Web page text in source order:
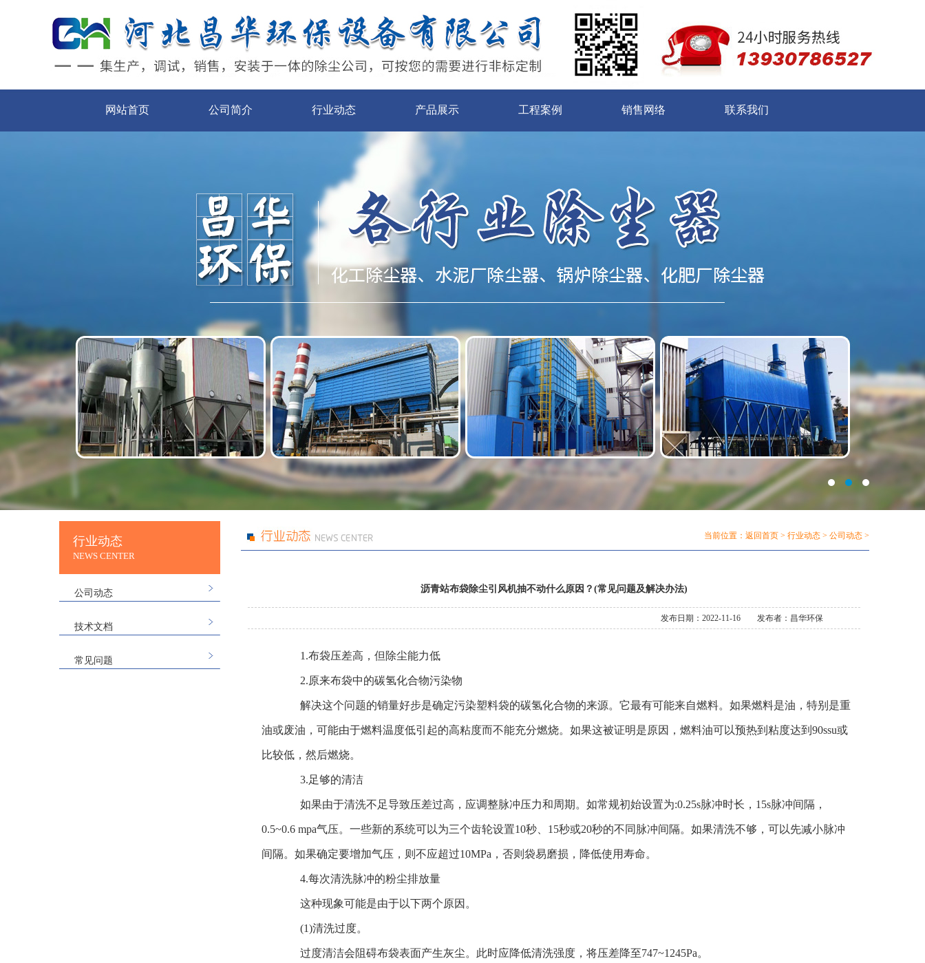
网站首页 公司简介 行业动态 产品展示 工程案例 销售网络 联系我们
行业动态
NEWS CENTER
公司动态
技术文档
常见问题
当前位置： 返回首页 > 行业动态 > 公司动态 >
沥青站布袋除尘引风机抽不动什么原因？(常见问题及解决办法)
发布者：昌华环保
发布日期：2022-11-16
1.布袋压差高，但除尘能力低
2.原来布袋中的碳氢化合物污染物
解决这个问题的销量好步是确定污染塑料袋的碳氢化合物的来源。它最有可能来自燃料。如果燃料是油，特别是重
油或废油，可能由于燃料温度低引起的高粘度而不能充分燃烧。如果这被证明是原因，燃料油可以预热到粘度达到90ssu或
比较低，然后燃烧。
3.足够的清洁
如果由于清洗不足导致压差过高，应调整脉冲压力和周期。如常规初始设置为:0.25s脉冲时长，15s脉冲间隔，
0.5~0.6 mpa气压。一些新的系统可以为三个齿轮设置10秒、15秒或20秒的不同脉冲间隔。如果清洗不够，可以先减小脉冲
间隔。如果确定要增加气压，则不应超过10MPa，否则袋易磨损，降低使用寿命。
4.每次清洗脉冲的粉尘排放量
这种现象可能是由于以下两个原因。
(1)清洗过度。
过度清洁会阻碍布袋表面产生灰尘。此时应降低清洗强度，将压差降至747~1245Pa。